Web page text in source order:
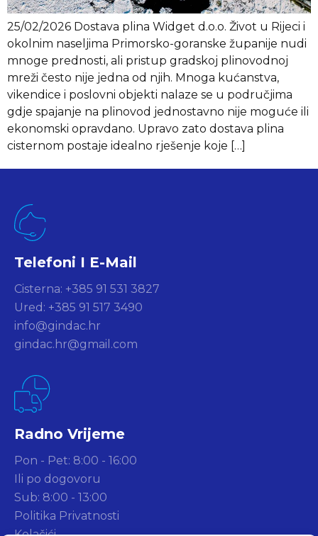
25/02/2026 Dostava plina Widget d.o.o. Život u Rijeci i
okolnim naseljima Primorsko-goranske županije nudi
mnoge prednosti, ali pristup gradskoj plinovodnoj
mreži često nije jedna od njih. Mnoga kućanstva,
vikendice i poslovni objekti nalaze se u područjima
gdje spajanje na plinovod jednostavno nije moguće ili
ekonomski opravdano. Upravo zato dostava plina
cisternom postaje idealno rješenje koje […]
Telefoni I E-Mail
Cisterna: +385 91 531 3827
Ured: +385 91 517 3490
info@gindac.hr
gindac.hr@gmail.com
Radno Vrijeme
Pon - Pet: 8:00 - 16:00
Ili po dogovoru
Sub: 8:00 - 13:00
Politika Privatnosti